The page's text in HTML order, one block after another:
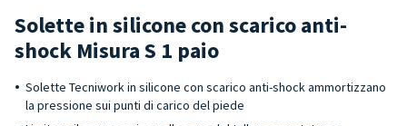
Solette in silicone con scarico anti-
shock Misura S 1 paio
Solette Tecniwork in silicone con scarico anti-shock ammortizzano
la pressione sui punti di carico del piede